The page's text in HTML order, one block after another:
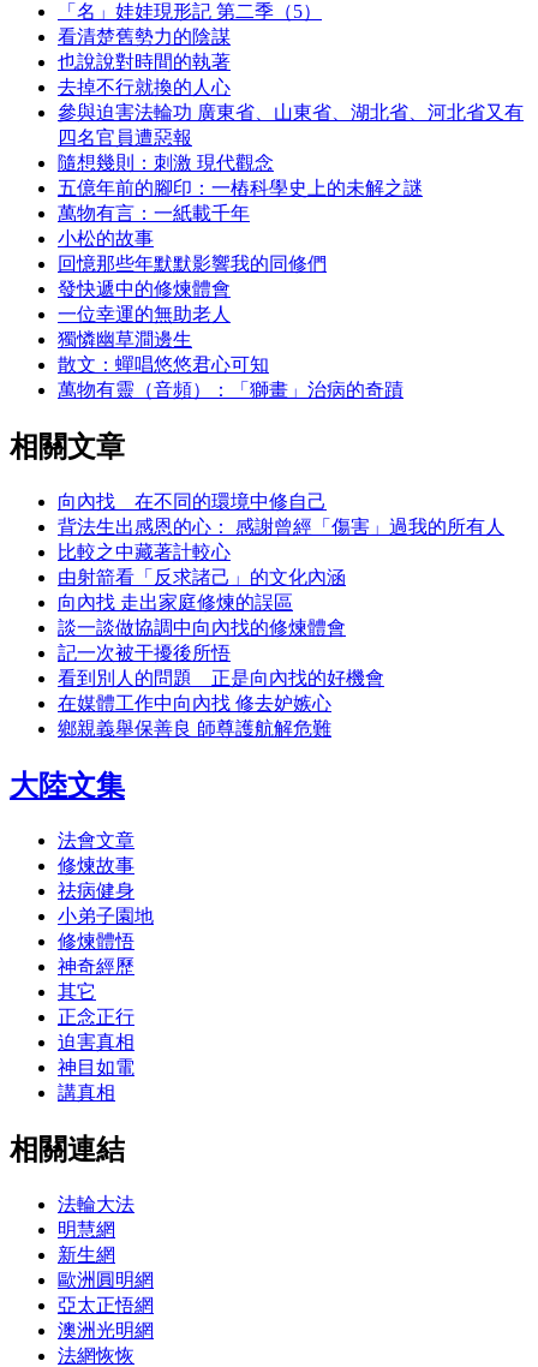
「名」娃娃現形記 第二季（5）
看清楚舊勢力的陰謀
也說說對時間的執著
去掉不行就換的人心
參與迫害法輪功 廣東省、山東省、湖北省、河北省又有
四名官員遭惡報
隨想幾則：刺激 現代觀念
五億年前的腳印：一樁科學史上的未解之謎
萬物有言：一紙載千年
小松的故事
回憶那些年默默影響我的同修們
發快遞中的修煉體會
一位幸運的無助老人
獨憐幽草澗邊生
散文：蟬唱悠悠君心可知
萬物有靈（音頻）：「獅畫」治病的奇蹟
相關文章
向內找 在不同的環境中修自己
背法生出感恩的心： 感謝曾經「傷害」過我的所有人
比較之中藏著計較心
由射箭看「反求諸己」的文化內涵
向內找 走出家庭修煉的誤區
談一談做協調中向內找的修煉體會
記一次被干擾後所悟
看到別人的問題 正是向內找的好機會
在媒體工作中向內找 修去妒嫉心
鄉親義舉保善良 師尊護航解危難
大陸文集
法會文章
修煉故事
祛病健身
小弟子園地
修煉體悟
神奇經歷
其它
正念正行
迫害真相
神目如電
講真相
相關連結
法輪大法
明慧網
新生網
歐洲圓明網
亞太正悟網
澳洲光明網
法網恢恢